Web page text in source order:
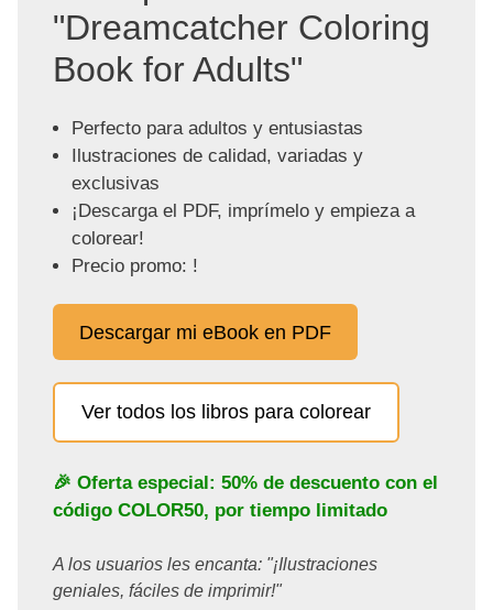
"Dreamcatcher Coloring
Book for Adults"
Perfecto para adultos y entusiastas
Ilustraciones de calidad, variadas y
exclusivas
¡Descarga el PDF, imprímelo y empieza a
colorear!
Precio promo: !
Descargar mi eBook en PDF
Ver todos los libros para colorear
🎉 Oferta especial: 50% de descuento con el
código COLOR50, por tiempo limitado
A los usuarios les encanta: "¡Ilustraciones
geniales, fáciles de imprimir!"